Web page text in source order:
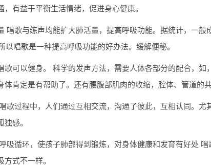
有益于平衡生活情绪，促进身心健康。
唱歌与练声均能扩大肺活量，提高呼吸功能。据统计，一
以唱歌是一种提高呼吸功能的好办法。缓解便秘。
歌可以健身。 科学的发声方法，需要人体各部分的配合，
体肯定是有帮助了。还有腰腹部肌肉的收缩，腔体、管道的
歌过程中，人们通过互相交流，沟通了彼此，互相认同。
感。
吸循环，使孩子肺部得到锻炼，对身体健康和发育有好处
式不一样。